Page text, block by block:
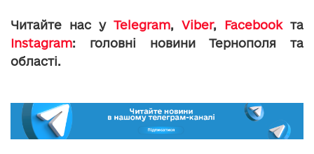
Читайте нас у Telegram, Viber, Facebookта
Instagram: головні новини Тернополя та
області.